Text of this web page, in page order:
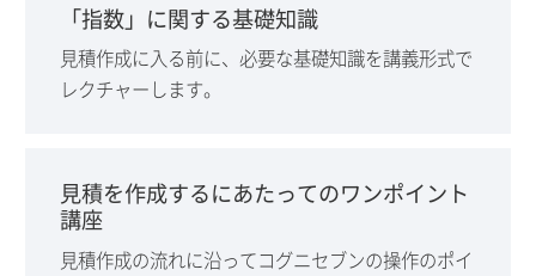
「指数」に関する基礎知識
見積作成に入る前に、必要な基礎知識を講義形式で
レクチャーします。
見積を作成するにあたってのワンポイント
講座
見積作成の流れに沿ってコグニセブンの操作のポイ